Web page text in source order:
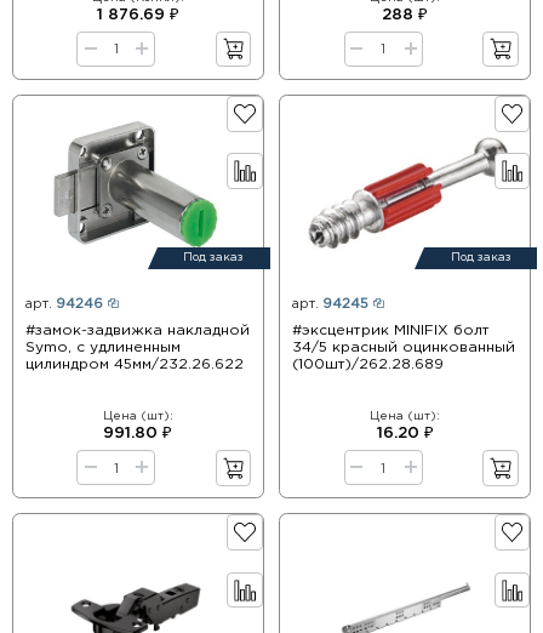
1 876.69 ₽ 288 ₽
Под заказ
арт. 94246
#замок-задвижка накладной
Symo, с удлиненным
цилиндром 45мм/232.26.622
Цена (шт):
991.80 ₽
Под заказ
арт. 94245
#эксцентрик MINIFIX болт
34/5 красный оцинкованный
(100шт)/262.28.689
Цена (шт):
16.20 ₽